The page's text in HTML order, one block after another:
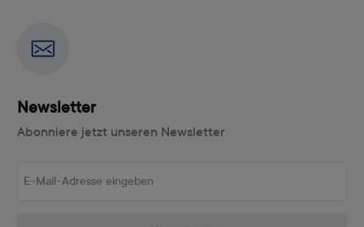
Newsletter
Abonniere jetzt unseren Newsletter